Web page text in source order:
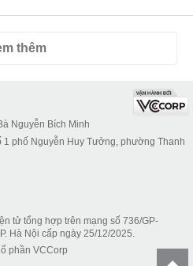
thêm
Nguyễn Bích Minh
1 phố Nguyễn Huy Tưởng, phường Thanh
tử tổng hợp trên mạng số 736/GP-
Hà Nội cấp ngày 25/12/2025.
phần VCCorp